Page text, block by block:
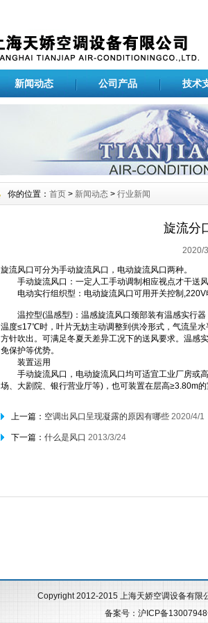
新闻动态 公司产品 技术
你的位置： 首页 > 新闻动态 > 行业新闻
旋流分
2020/
旋流风口可分为手动旋流风口，电动旋流风口两种。
手动旋流风口：一定人工手动调制相应视点才干送风
电动实行组织型：电动旋流风口可用开关控制,220V
温控型(温感型)：温感旋流风口颈部装有温感实行器
温度≤17℃时，叶片无妨主动调整到供冷形式，气流呈
方针吹出。可满足冬夏天差异工况下的送风要求。温感
免保护等优势。
装置运用
手动旋流风口，电动旋流风口均可适宜工业厂房或高
场、大剧院、银行营业厅等)，也可装置在层高≥3.80m
上一篇： 空调出风口呈现凝露的原因有哪些 2020/4/1
下一篇： 什么是风口 2013/3/24
Copyright 2012-2015 上海天娇空调设备有限
备案号：沪ICP备